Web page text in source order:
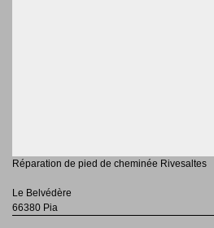
Réparation de pied de cheminée Rivesaltes
Le Belvédère
66380 Pia